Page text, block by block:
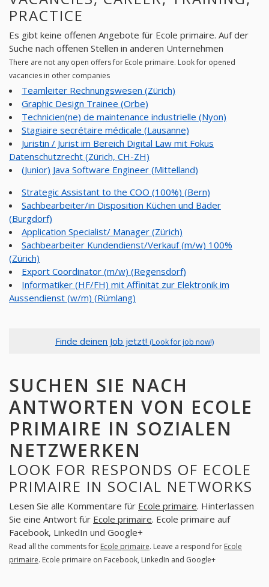
PRACTICE
Es gibt keine offenen Angebote für Ecole primaire. Auf der
Suche nach offenen Stellen in anderen Unternehmen
There are not any open offers for Ecole primaire. Look for opened
vacancies in other companies
Teamleiter Rechnungswesen (Zürich)
Graphic Design Trainee (Orbe)
Technicien(ne) de maintenance industrielle (Nyon)
Stagiaire secrétaire médicale (Lausanne)
Juristin / Jurist im Bereich Digital Law mit Fokus
Datenschutzrecht (Zürich, CH-ZH)
(Junior) Java Software Engineer (Mittelland)
Strategic Assistant to the COO (100%) (Bern)
Sachbearbeiter/in Disposition Küchen und Bäder
(Burgdorf)
Application Specialist/ Manager (Zürich)
Sachbearbeiter Kundendienst/Verkauf (m/w) 100%
(Zürich)
Export Coordinator (m/w) (Regensdorf)
Informatiker (HF/FH) mit Affinität zur Elektronik im
Aussendienst (w/m) (Rümlang)
Finde deinen Job jetzt! (Look for job now!)
SUCHEN SIE NACH
ANTWORTEN VON ECOLE
PRIMAIRE IN SOZIALEN
NETZWERKEN
LOOK FOR RESPONDS OF ECOLE
PRIMAIRE IN SOCIAL NETWORKS
Lesen Sie alle Kommentare für Ecole primaire. Hinterlassen
Sie eine Antwort für Ecole primaire. Ecole primaire auf
Facebook, LinkedIn und Google+
Read all the comments for Ecole primaire. Leave a respond for Ecole
primaire. Ecole primaire on Facebook, LinkedIn and Google+